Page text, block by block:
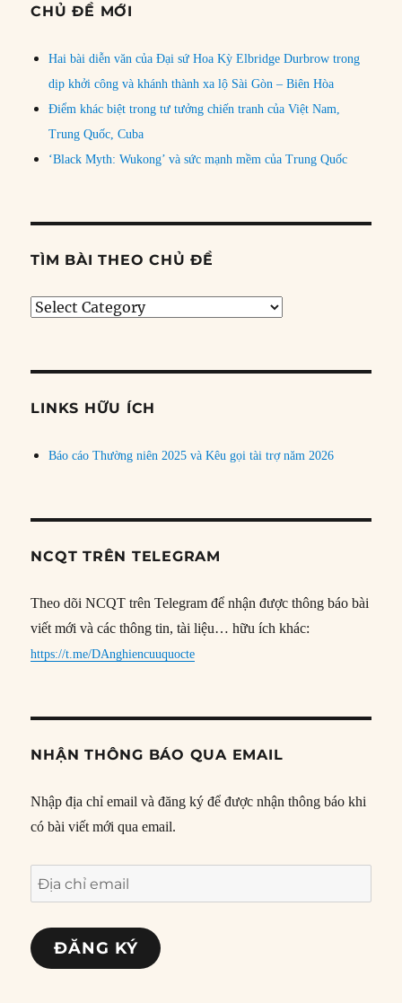
CHỦ ĐỀ MỚI
Hai bài diễn văn của Đại sứ Hoa Kỳ Elbridge Durbrow trong
dịp khởi công và khánh thành xa lộ Sài Gòn – Biên Hòa
Điểm khác biệt trong tư tưởng chiến tranh của Việt Nam,
Trung Quốc, Cuba
‘Black Myth: Wukong’ và sức mạnh mềm của Trung Quốc
TÌM BÀI THEO CHỦ ĐỀ
Tìm
đề
LINKS HỮU ÍCH
Báo cáo Thường niên 2025 và Kêu gọi tài trợ năm 2026
NCQT TRÊN TELEGRAM
Theo dõi NCQT trên Telegram để nhận được thông báo bài
viết mới và các thông tin, tài liệu… hữu ích khác:
https://t.me/DAnghiencuuquocte
NHẬN THÔNG BÁO QUA EMAIL
Nhập địa chỉ email và đăng ký để được nhận thông báo khi
có bài viết mới qua email.
Địa
chỉ
email
ĐĂNG KÝ